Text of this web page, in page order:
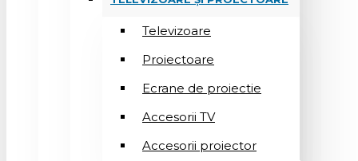
Televizoare
Proiectoare
Ecrane de proiectie
Accesorii TV
Accesorii proiector